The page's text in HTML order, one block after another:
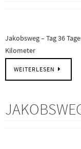
Jakobsweg – Tag 36
Kilometer
WEITERLESEN